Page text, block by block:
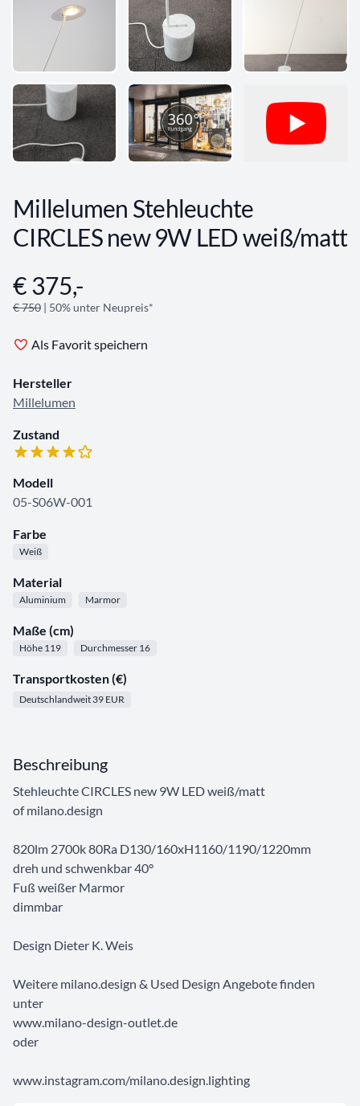
Millelumen Stehleuchte
CIRCLES new 9W LED weiß/matt
Angebotsinformationen
€ 375,-
€ 750 | 50% unter Neupreis*
Als Favorit speichern
Hersteller
Millelumen
Zustand
Modell
05-S06W-001
Farbe
Weiß
Material
Aluminium Marmor
Maße (cm)
Höhe 119 Durchmesser 16
Transportkosten (€)
Deutschlandweit 39 EUR
Beschreibung
Stehleuchte CIRCLES new 9W LED weiß/matt
of milano.design
820lm 2700k 80Ra D130/160xH1160/1190/1220mm
dreh und schwenkbar 40°
Fuß weißer Marmor
dimmbar
Design Dieter K. Weis
Weitere milano.design & Used Design Angebote finden
unter
www.milano-design-outlet.de
oder
www.instagram.com/milano.design.lighting